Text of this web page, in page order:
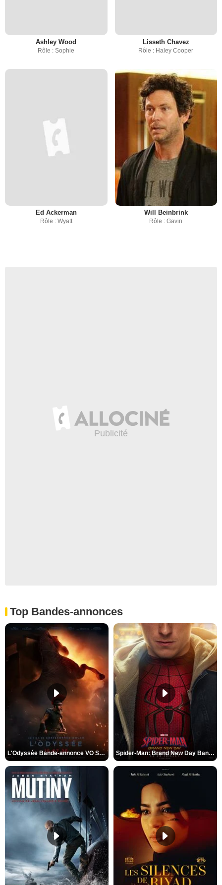
Ashley Wood
Rôle : Sophie
Lisseth Chavez
Rôle : Haley Cooper
Ed Ackerman
Rôle : Wyatt
Will Beinbrink
Rôle : Gavin
Top Bandes-annonces
L'Odyssée Bande-annonce VO STFR Spider-Man: Brand New Day Bande-annonce VO STFR